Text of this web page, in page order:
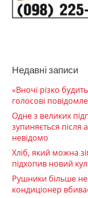
Недавні записи
«Вночі різко
голосові
Одне з великих
зупиняється після
невідомо
Хліб, який можна
підхопив новий
Рушники більше
кондиціонер